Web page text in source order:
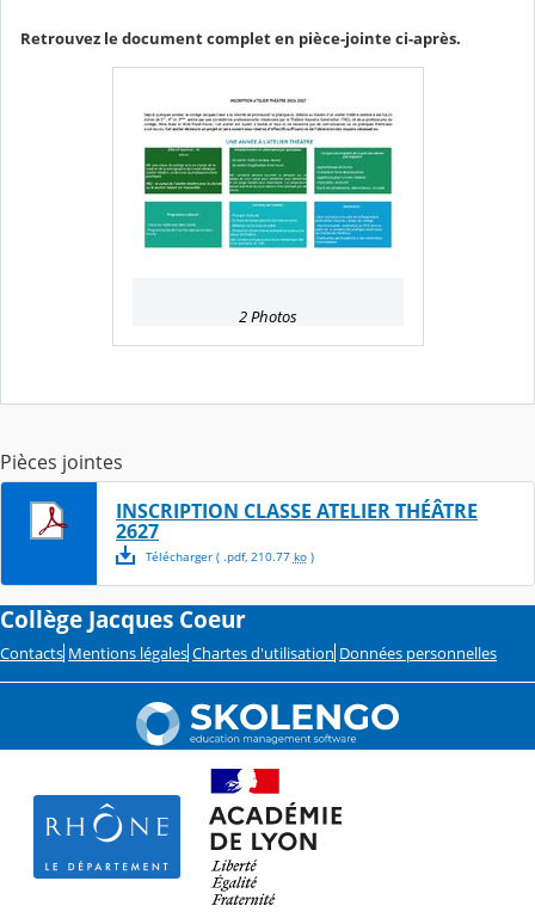
Retrouvez le document complet en pièce-jointe ci-après.
2 Photos
Pièces jointes
INSCRIPTION CLASSE ATELIER THÉÂTRE
2627
Télécharger( .pdf, 210.77 ko)
Collège Jacques Coeur
Contacts Mentions légales Chartes d'utilisation Données personnelles